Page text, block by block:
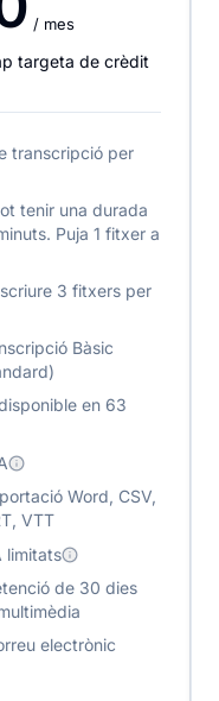
/ mes
targeta de crèdit
transcripció per
tenir una durada
Puja 1 fitxer a
3 fitxers per
Bàsic
en 63
Word, CSV,
VTT
limitats
de 30 dies
electrònic